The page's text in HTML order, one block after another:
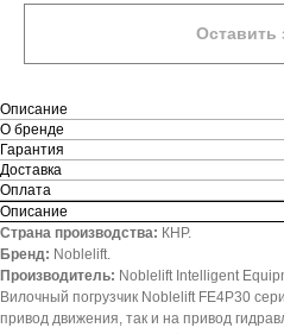
Оставить
Описание
О бренде
Гарантия
Доставка
Оплата
Описание
Страна производства: КНР.
Бренд: Noblelift.
Производитель: Noblelift Intelligent
Вилочный погрузчик Noblelift FE4P30
привод движения, так и на привод